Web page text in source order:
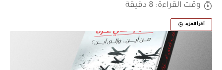
وقت القراءة: 8 دقيقة
أقرأ المزيد